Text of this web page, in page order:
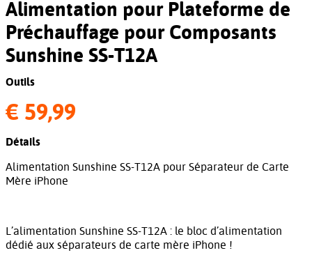
Alimentation pour Plateforme de
Préchauffage pour Composants
Sunshine SS-T12A
Outils
€ 59,99
Détails
Alimentation Sunshine SS-T12A pour Séparateur de Carte
Mère iPhone
L’alimentation Sunshine SS-T12A : le bloc d’alimentation
dédié aux séparateurs de carte mère iPhone !